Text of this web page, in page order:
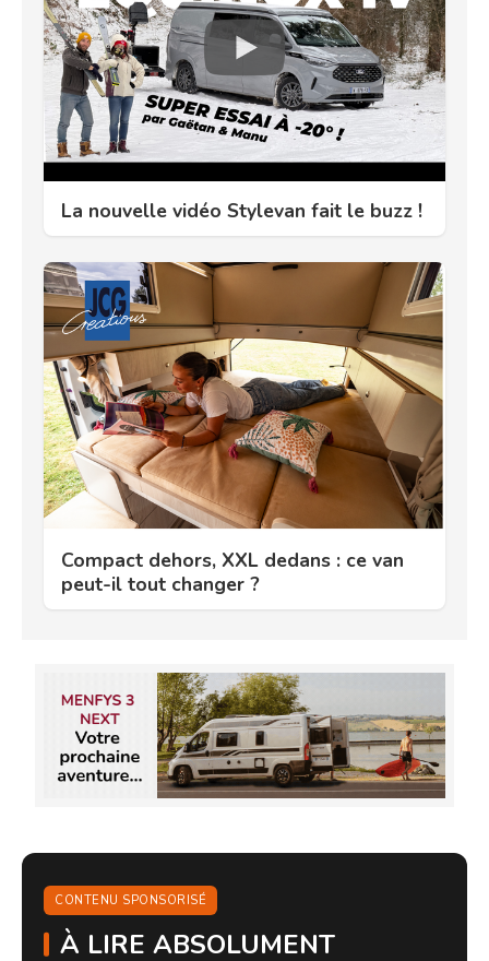
La nouvelle vidéo Stylevan fait le buzz !
Compact dehors, XXL dedans : ce van
peut-il tout changer ?
CONTENU SPONSORISÉ
À LIRE ABSOLUMENT